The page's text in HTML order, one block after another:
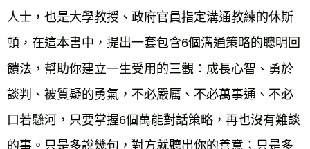
人士，也是大學教授、政府官員指定溝通教練的休斯
頓，在這本書中，提出一套包含6個溝通策略的聰明回
饋法，幫助你建立一生受用的三觀︰成長心智、勇於
談判、被質疑的勇氣，不必嚴厲、不必萬事通、不必
口若懸河，只要掌握6個萬能對話策略，再也沒有難談
的事。只是多說幾句，對方就聽出你的善意；只是多